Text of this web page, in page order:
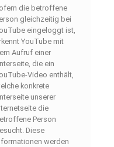
die betroffene
gleichzeitig bei
eingeloggt ist,
YouTube mit
Aufruf einer
die ein
Video enthält,
konkrete
unserer
die
Person
Diese
werden